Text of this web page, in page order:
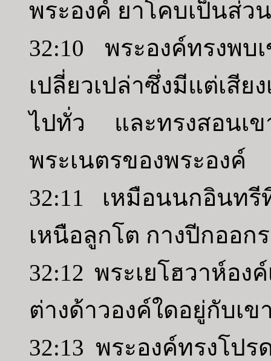
พระองค์ ยาโคบเป็นส่ว
32:10 พระองค์ทรงพ
เปลี่ยวเปล่าซึ่งมีแต่เสี
ไปทั่ว และทรงสอนเข
พระเนตรของพระองค์
32:11 เหมือนนกอินท
เหนือลูกโต กางปีกออก
32:12 พระเยโฮวาห์อง
ต่างด้าวองค์ใดอยู่กับเข
32:13 พระองค์ทรงโป